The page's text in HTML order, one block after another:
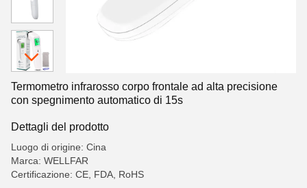
Termometro infrarosso corpo frontale ad alta precisione
con spegnimento automatico di 15s
Dettagli del prodotto
Luogo di origine: Cina
Marca: WELLFAR
Certificazione: CE, FDA, RoHS